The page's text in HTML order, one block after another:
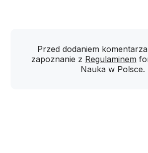
Przed dodaniem
zapoznanie z Regulaminem
Nauka w Polsce.